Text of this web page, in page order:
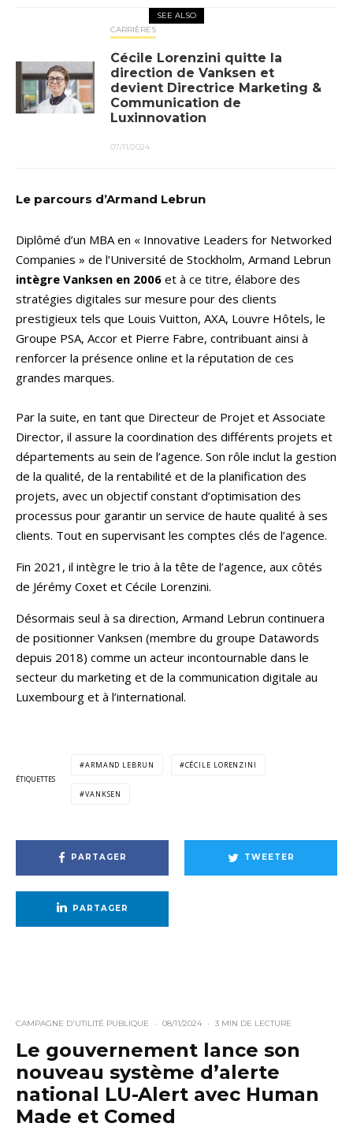
SEE ALSO
CARRIÈRES
Cécile Lorenzini quitte la
direction de Vanksen et
devient Directrice Marketing &
Communication de
Luxinnovation
07/11/2024
Le parcours d’Armand Lebrun
Diplômé d’un MBA en « Innovative Leaders for Networked
Companies » de l’Université de Stockholm, Armand Lebrun
intègre Vanksen en 2006 et à ce titre, élabore des
stratégies digitales sur mesure pour des clients
prestigieux tels que Louis Vuitton, AXA, Louvre Hôtels, le
Groupe PSA, Accor et Pierre Fabre, contribuant ainsi à
renforcer la présence online et la réputation de ces
grandes marques.
Par la suite, en tant que Directeur de Projet et Associate
Director, il assure la coordination des différents projets et
départements au sein de l’agence. Son rôle inclut la gestion
de la qualité, de la rentabilité et de la planification des
projets, avec un objectif constant d’optimisation des
processus pour garantir un service de haute qualité à ses
clients. Tout en supervisant les comptes clés de l’agence.
Fin 2021, il intègre le trio à la tête de l’agence, aux côtés
de Jérémy Coxet et Cécile Lorenzini.
Désormais seul à sa direction, Armand Lebrun continuera
de positionner Vanksen (membre du groupe Datawords
depuis 2018) comme un acteur incontournable dans le
secteur du marketing et de la communication digitale au
Luxembourg et à l’international.
ÉTIQUETTES
ARMAND LEBRUN CÉCILE LORENZINI
VANKSEN
PARTAGER TWEETER
PARTAGER
CAMPAGNE D'UTILITÉ PUBLIQUE · 08/11/2024 · 3 MIN DE LECTURE
Le gouvernement lance son
nouveau système d’alerte
national LU-Alert avec Human
Made et Comed